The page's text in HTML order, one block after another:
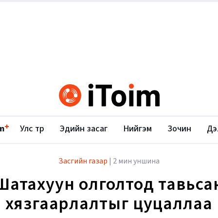
+ Улс төр Эдийн засаг Нийгэм Зочин
Засгийн газар | 2 мин уншина
олголтод
хязгаарлалтыг цуцаллаа